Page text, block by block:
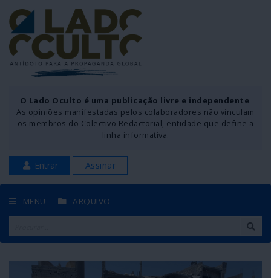
O Lado Oculto é uma publicação livre e independente.
As opiniões manifestadas pelos colaboradores não vinculam
os membros do Colectivo Redactorial, entidade que define a
linha informativa.
Entrar Assinar
MENU ARQUIVO